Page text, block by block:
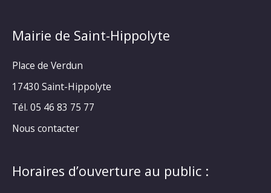
Mairie de Saint-Hippolyte
Place de Verdun
17430 Saint-Hippolyte
Tél. 05 46 83 75 77
Nous contacter
Horaires d’ouverture au public :